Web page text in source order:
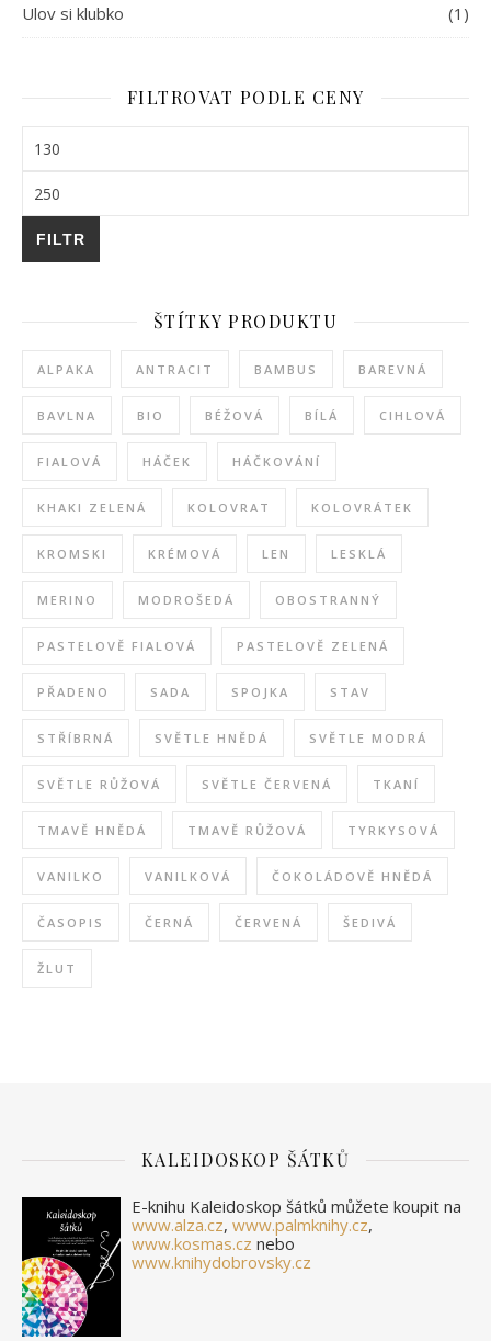
Ulov si klubko (1)
FILTROVAT PODLE CENY
FILTR
ŠTÍTKY PRODUKTU
ALPAKA ANTRACIT BAMBUS BAREVNÁ
BAVLNA BIO BÉŽOVÁ BÍLÁ CIHLOVÁ
FIALOVÁ HÁČEK HÁČKOVÁNÍ
KHAKI ZELENÁ KOLOVRAT KOLOVRÁTEK
KROMSKI KRÉMOVÁ LEN LESKLÁ
MERINO MODROŠEDÁ OBOSTRANNÝ
PASTELOVĚ FIALOVÁ PASTELOVĚ ZELENÁ
PŘADENO SADA SPOJKA STAV
STŘÍBRNÁ SVĚTLE HNĚDÁ SVĚTLE MODRÁ
SVĚTLE RŮŽOVÁ SVĚTLE ČERVENÁ TKANÍ
TMAVĚ HNĚDÁ TMAVĚ RŮŽOVÁ TYRKYSOVÁ
VANILKO VANILKOVÁ ČOKOLÁDOVĚ HNĚDÁ
ČASOPIS ČERNÁ ČERVENÁ ŠEDIVÁ
ŽLUT
KALEIDOSKOP ŠÁTKŮ
E-knihu Kaleidoskop šátků můžete koupit na
www.alza.cz, www.palmknihy.cz,
www.kosmas.cz nebo
www.knihydobrovsky.cz